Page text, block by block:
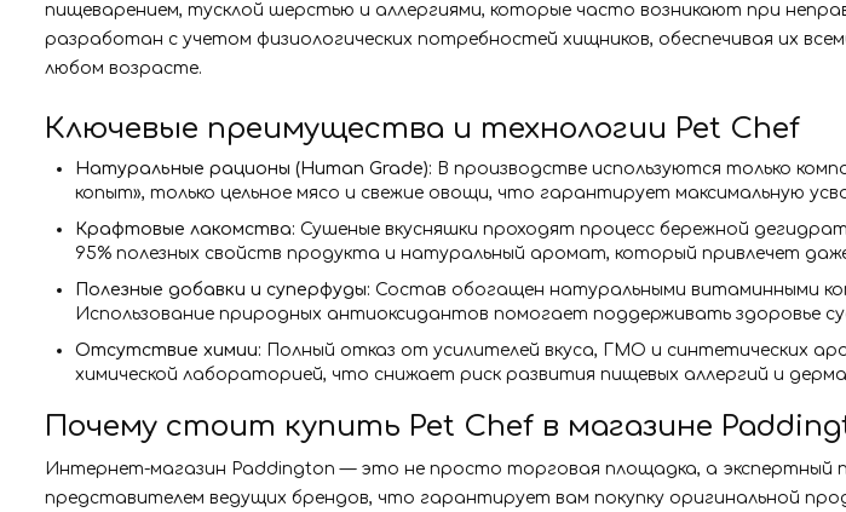
пищеварением, тусклой шерстью и аллергиями, которые часто возникают при
разработан с учетом физиологических потребностей хищников, обеспечивая их
любом возрасте.
Ключевые преимущества и технологии Pet Chef
Натуральные рационы (Human Grade): В производстве используются только
копыт», только цельное мясо и свежие овощи, что гарантирует максимальную
Крафтовые лакомства: Сушеные вкусняшки проходят процесс бережной
95% полезных свойств продукта и натуральный аромат, который привлечет
Полезные добавки и суперфуды: Состав обогащен натуральными витаминными
Использование природных антиоксидантов помогает поддерживать здоровье
Отсутствие химии: Полный отказ от усилителей вкуса, ГМО и синтетических
химической лабораторией, что снижает риск развития пищевых аллергий и
Почему стоит купить Pet Chef в магазине
Интернет-магазин Paddington — это не просто торговая площадка, а экспертный
представителем ведущих брендов, что гарантирует вам покупку оригинальной